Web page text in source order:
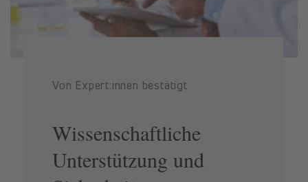
Von Expert:innen bestätigt
Wissenschaftliche
Unterstützung und